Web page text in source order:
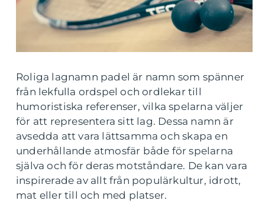
Roliga lagnamn padel är namn som spänner
från lekfulla ordspel och ordlekar till
humoristiska referenser, vilka spelarna väljer
för att representera sitt lag. Dessa namn är
avsedda att vara lättsamma och skapa en
underhållande atmosfär både för spelarna
själva och för deras motståndare. De kan vara
inspirerade av allt från populärkultur, idrott,
mat eller till och med platser.